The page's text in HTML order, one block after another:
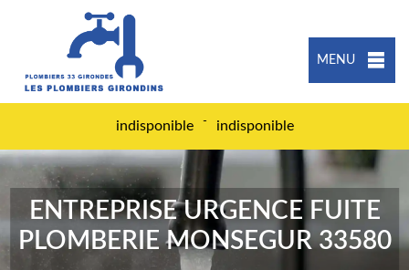
MENU
indisponible - indisponible
ENTREPRISE URGENCE FUITE
PLOMBERIE MONSEGUR 33580